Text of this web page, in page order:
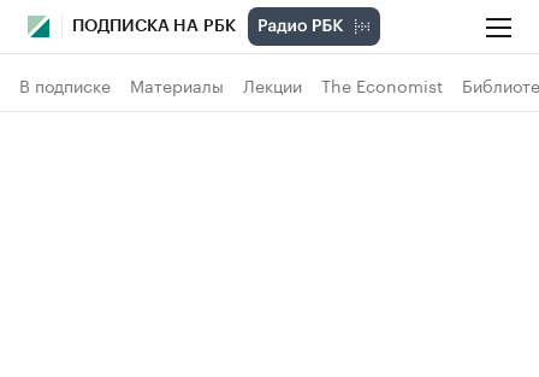
ПОДПИСКА НА РБК
В подписке Материалы Лекции The Economist